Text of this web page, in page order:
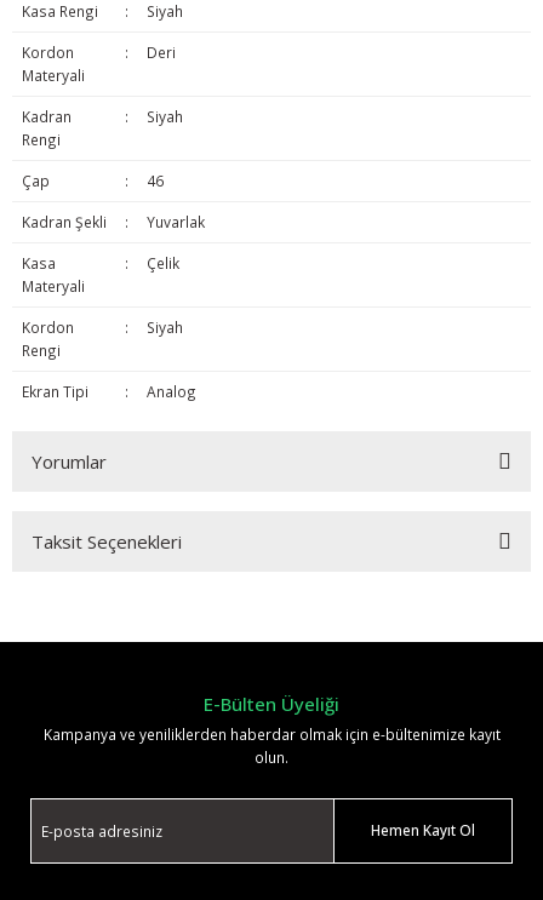
Kasa Rengi : Siyah
Kordon
Materyali
: Deri
Kadran
Rengi
: Siyah
Çap : 46
Kadran Şekli : Yuvarlak
Kasa
Materyali
: Çelik
Kordon
Rengi
: Siyah
Ekran Tipi : Analog
Yorumlar
Taksit Seçenekleri
E-Bülten Üyeliği
Kampanya ve yeniliklerden haberdar olmak için e-bültenimize kayıt
olun.
Hemen Kayıt Ol